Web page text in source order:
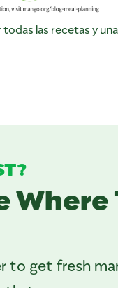
las recetas y
to get fresh